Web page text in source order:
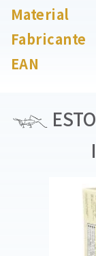
Material
Fabricante
EAN